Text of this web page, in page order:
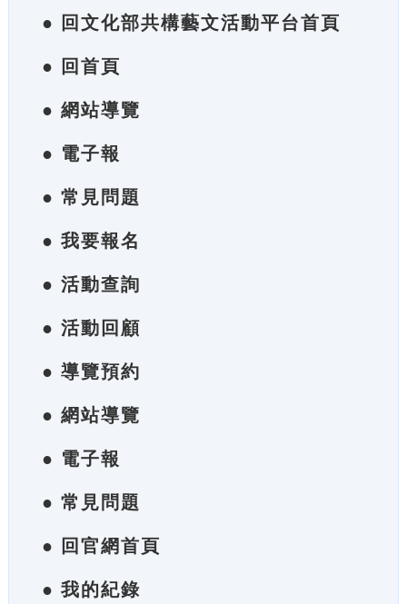
● 回文化部共構藝文活動平台首頁
● 回首頁
● 網站導覽
● 電子報
● 常見問題
● 我要報名
● 活動查詢
● 活動回顧
● 導覽預約
● 網站導覽
● 電子報
● 常見問題
● 回官網首頁
● 我的紀錄